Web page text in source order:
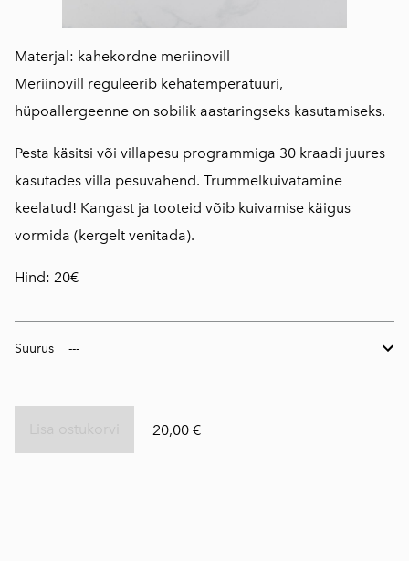
Materjal: kahekordne meriinovill
Meriinovill reguleerib kehatemperatuuri,
hüpoallergeenne on sobilik aastaringseks kasutamiseks.
Pesta käsitsi või villapesu programmiga 30 kraadi juures
kasutades villa pesuvahend. Trummelkuivatamine
keelatud! Kangast ja tooteid võib kuivamise käigus
vormida (kergelt venitada).
Hind: 20€
Suurus
20,00 €